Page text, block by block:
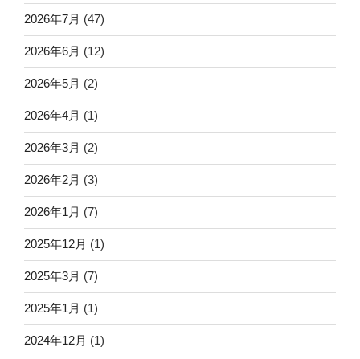
2026年7月 (47)
2026年6月 (12)
2026年5月 (2)
2026年4月 (1)
2026年3月 (2)
2026年2月 (3)
2026年1月 (7)
2025年12月 (1)
2025年3月 (7)
2025年1月 (1)
2024年12月 (1)